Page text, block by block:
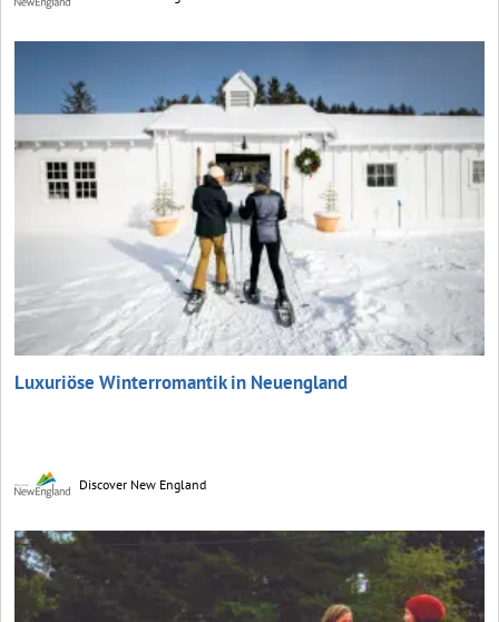
Luxuriöse Winterromantik in Neuengland
Discover New England